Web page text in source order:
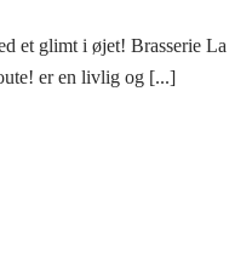
et glimt i øjet! Brasserie La
er en livlig og [...]